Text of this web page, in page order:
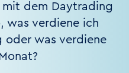
mit dem Daytrading
was verdiene ich
oder was verdiene